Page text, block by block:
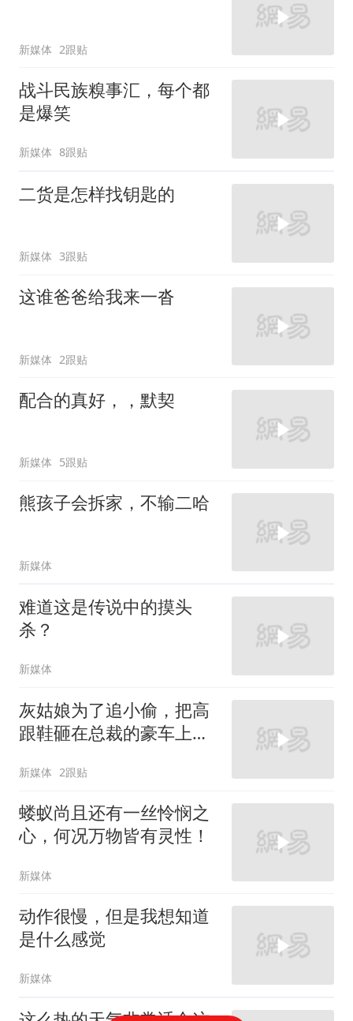
新媒体 2跟贴
战斗民族糗事汇，每个都
是爆笑
新媒体 8跟贴
二货是怎样找钥匙的
新媒体 3跟贴
这谁爸爸给我来一沓
新媒体 2跟贴
配合的真好，，默契
新媒体 5跟贴
熊孩子会拆家，不输二哈
新媒体
难道这是传说中的摸头
杀？
新媒体
灰姑娘为了追小偷，把高
跟鞋砸在总裁的豪车上，
新媒体 2跟贴
蝼蚁尚且还有一丝怜悯之
心，何况万物皆有灵性！
新媒体
动作很慢，但是我想知道
是什么感觉
新媒体